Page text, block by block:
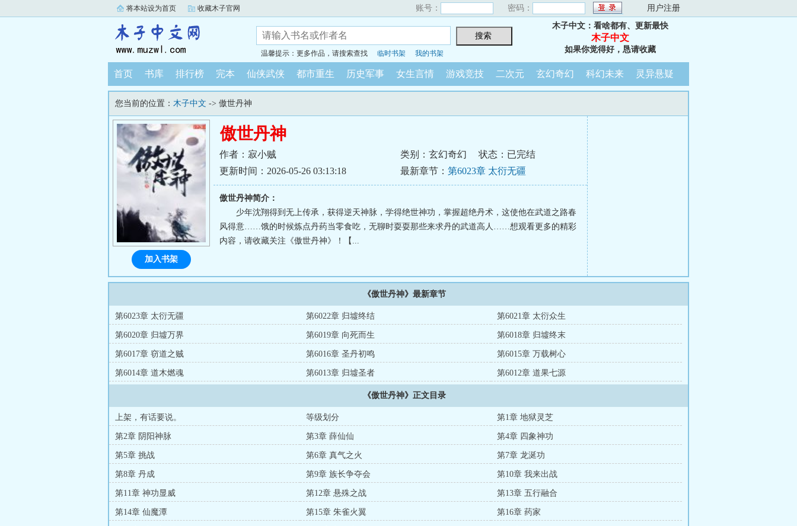
将本站设为首页 收藏木子官网 账号： 密码： 用户注册
温馨提示：更多作品，请搜索查找 临时书架 我的书架
木子中文：看啥都有、更新最快
木子中文
如果你觉得好，恳请收藏
首页 书库 排行榜 完本 仙侠武侠 都市重生 历史军事 女生言情 游戏竞技 二次元 玄幻奇幻 科幻未来 灵异悬疑
您当前的位置： 木子中文 -> 傲世丹神
傲世丹神
作者：寂小贼 类别：玄幻奇幻
状态：已完结
更新时间：2026-05-26 03:13:18
最新章节： 第6023章 太衍无疆
傲世丹神简介：
少年沈翔得到无上传承，获得逆天神脉，学得绝世神功，掌握超绝丹术，这使他在武道之路春
风得意……饿的时候炼点丹药当零食吃，无聊时耍耍那些来求丹的武道高人……想观看更多的精彩
内容，请收藏关注《傲世丹神》！【...
加入书架
《傲世丹神》最新章节
第6023章 太衍无疆 第6022章 归墟终结 第6021章 太衍众生
第6020章 归墟万界 第6019章 向死而生 第6018章 归墟终末
第6017章 窃道之贼 第6016章 圣丹初鸣 第6015章 万载树心
第6014章 道木燃魂 第6013章 归墟圣者 第6012章 道果七源
《傲世丹神》正文目录
上架，有话要说。 等级划分 第1章 地狱灵芝
第2章 阴阳神脉 第3章 薛仙仙 第4章 四象神功
第5章 挑战 第6章 真气之火 第7章 龙涎功
第8章 丹成 第9章 族长争夺会 第10章 我来出战
第11章 神功显威 第12章 悬殊之战 第13章 五行融合
第14章 仙魔潭 第15章 朱雀火翼 第16章 药家